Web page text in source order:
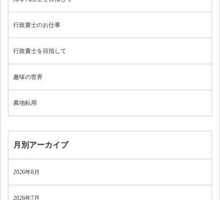
行政書士のお仕事
行政書士を目指して
趣味の世界
農地転用
月別アーカイブ
2026年8月
2026年7月